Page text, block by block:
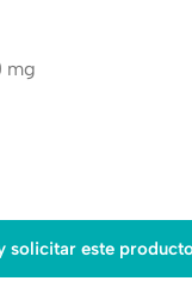
mg
solicitar este